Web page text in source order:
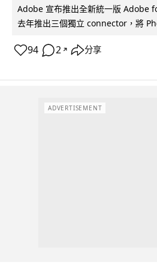
Adobe 宣布推出全新統一版 Adobe
去年推出三個獨立 connector，將
94 2 ↗ 分享
ADVERTISEMENT